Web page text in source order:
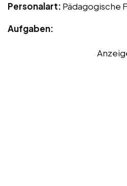
Personalart: Pädagogische
Aufgaben: